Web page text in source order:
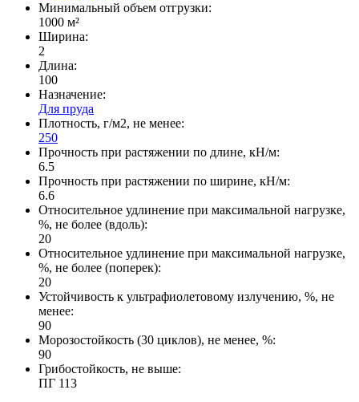
Минимальный объем отгрузки:
1000 м²
Ширина:
2
Длина:
100
Назначение:
Для пруда
Плотность, г/м2, не менее:
250
Прочность при растяжении по длине, кН/м:
6.5
Прочность при растяжении по ширине, кН/м:
6.6
Относительное удлинение при максимальной нагрузке,
%, не более (вдоль):
20
Относительное удлинение при максимальной нагрузке,
%, не более (поперек):
20
Устойчивость к ультрафиолетовому излучению, %, не
менее:
90
Морозостойкость (30 циклов), не менее, %:
90
Грибостойкость, не выше:
ПГ 113